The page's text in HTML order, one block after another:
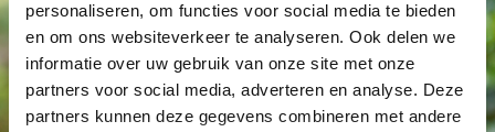
personaliseren, om functies voor social media te bieden
en om ons websiteverkeer te analyseren. Ook delen we
informatie over uw gebruik van onze site met onze
partners voor social media, adverteren en analyse. Deze
partners kunnen deze gegevens combineren met andere